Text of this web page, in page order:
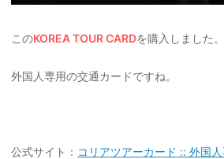
このKOREA TOUR CARDを購入しました。
外国人専用の交通カードですね。
公式サイト： コリアツアーカード :: 外国